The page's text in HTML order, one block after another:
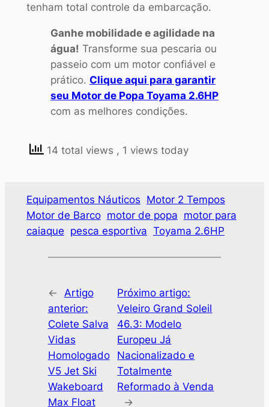
tenham total controle da embarcação.
Ganhe mobilidade e agilidade na
água! Transforme sua pescaria ou
passeio com um motor confiável e
prático. Clique aqui para garantir
seu Motor de Popa Toyama 2.6HP
com as melhores condições.
14 total views , 1 views today
Equipamentos Náuticos Motor 2 Tempos
Motor de Barco motor de popa motor para
caiaque pesca esportiva Toyama 2.6HP
←
Artigo
anterior:
Colete Salva
Vidas
Homologado
V5 Jet Ski
Wakeboard
Max Float
Próximo artigo:
Veleiro Grand Soleil
46.3: Modelo
Europeu Já
Nacionalizado e
Totalmente
Reformado à Venda
→